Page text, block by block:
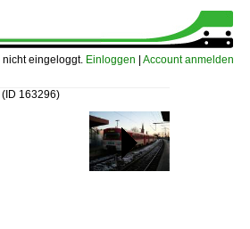
nicht eingeloggt. Einloggen Account anmelden
(ID 163296)